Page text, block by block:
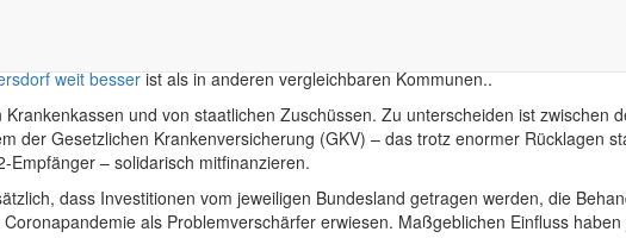
bisher wenig wahrgenommene, aufgeschobene oder weitgehend
weit besserist als in anderen vergleichbaren Kommunen..
und von staatlichen Zuschüssen. Zu unterscheiden ist zwischen
der Gesetzlichen Krankenversicherung (GKV) – das trotz enormer Rücklagen
Empfänger – solidarisch mitfinanzieren.
dass Investitionen vom jeweiligen Bundesland getragen werden, die
als Problemverschärfer erwiesen. Maßgeblichen Einfluss